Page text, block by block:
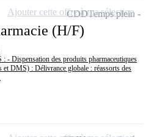
(H/F)
Dispensation des produits pharmaceutiques
et DMS) : Délivrance globale : réassorts des
CDDTemps plein
Ajouter cette offre à ma sélection